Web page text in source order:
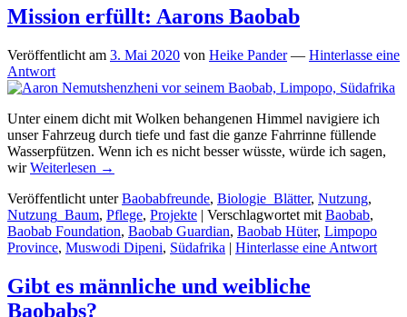
Mission erfüllt: Aarons Baobab
Veröffentlicht am 3. Mai 2020 von Heike Pander — Hinterlasse eine
Antwort
Unter einem dicht mit Wolken behangenen Himmel navigiere ich
unser Fahrzeug durch tiefe und fast die ganze Fahrrinne füllende
Wasserpfützen. Wenn ich es nicht besser wüsste, würde ich sagen,
wirWeiterlesen →
Veröffentlicht unter Baobabfreunde, Biologie_Blätter, Nutzung,
Nutzung_Baum, Pflege, Projekte | Verschlagwortet mit Baobab,
Baobab Foundation, Baobab Guardian, Baobab Hüter, Limpopo
Province, Muswodi Dipeni, Südafrika | Hinterlasse eine Antwort
Gibt es männliche und weibliche
Baobabs?